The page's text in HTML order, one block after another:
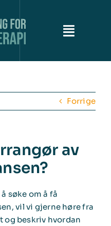
Toggle
Forrige
av
søke om å få
vil vi gjerne høre fra
og beskriv hvordan